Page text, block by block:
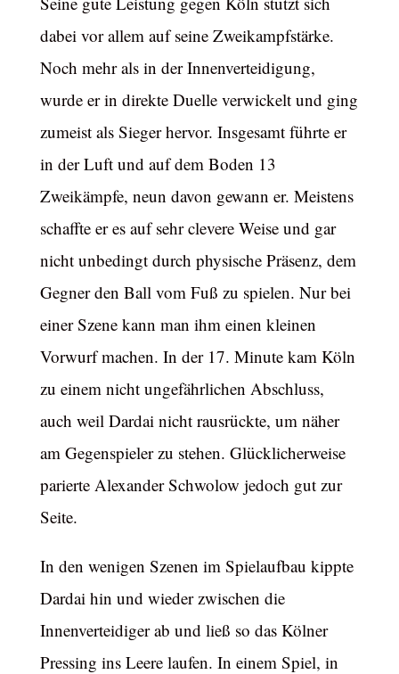
dabei vor allem auf seine Zweikampfstärke.
Noch mehr als in der Innenverteidigung,
wurde er in direkte Duelle verwickelt und ging
zumeist als Sieger hervor. Insgesamt führte er
in der Luft und auf dem Boden 13
Zweikämpfe, neun davon gewann er. Meistens
schaffte er es auf sehr clevere Weise und gar
nicht unbedingt durch physische Präsenz, dem
Gegner den Ball vom Fuß zu spielen. Nur bei
einer Szene kann man ihm einen kleinen
Vorwurf machen. In der 17. Minute kam Köln
zu einem nicht ungefährlichen Abschluss,
auch weil Dardai nicht rausrückte, um näher
am Gegenspieler zu stehen. Glücklicherweise
parierte Alexander Schwolow jedoch gut zur
Seite.
In den wenigen Szenen im Spielaufbau kippte
Dardai hin und wieder zwischen die
Innenverteidiger ab und ließ so das Kölner
Pressing ins Leere laufen. In einem Spiel, in